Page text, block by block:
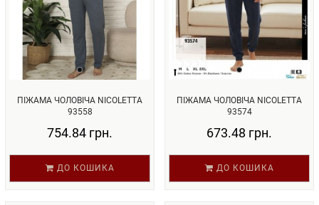
ПІЖАМА ЧОЛОВІЧА NICOLETTA
93558
754.84 грн.
ДО КОШИКА
ПІЖАМА ЧОЛОВІЧА NICOLETTA
93574
673.48 грн.
ДО КОШИКА